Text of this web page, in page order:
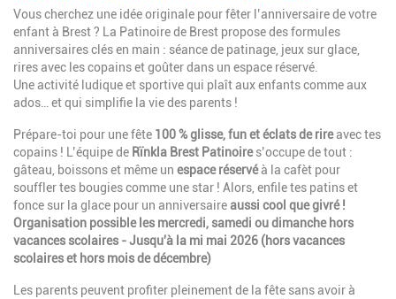
Vous cherchez une idée originale pour fêter l’anniversaire de votre
enfant à Brest ? La Patinoire de Brest propose des formules
anniversaires clés en main : séance de patinage, jeux sur glace,
rires avec les copains et goûter dans un espace réservé.
Une activité ludique et sportive qui plaît aux enfants comme aux
ados… et qui simplifie la vie des parents !
Prépare-toi pour une fête 100 % glisse, fun et éclats de rireavec tes
copains ! L’équipe de Rïnkla Brest Patinoires’occupe de tout :
gâteau, boissons et même un espace réservéà la cafèt pour
souffler tes bougies comme une star ! Alors, enfile tes patins et
fonce sur la glace pour un anniversaireaussi cool que givré !
Organisation possible les mercredi, samedi ou dimanche hors
vacances scolaires -Jusqu'à la mi mai 2026 (hors vacances
scolaires et hors mois de décembre)
Les parents peuvent profiter pleinement de la fête sans avoir à